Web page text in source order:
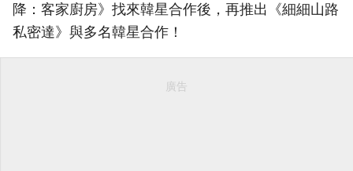
降：客家廚房》找來韓星合作後，再推出《細細山路
私密達》與多名韓星合作！
廣告